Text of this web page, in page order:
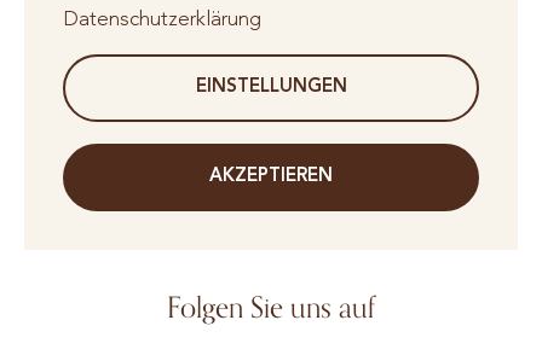
Datenschutzerklärung
EINSTELLUNGEN
AKZEPTIEREN
Folgen Sie uns auf